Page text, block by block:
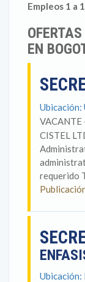
Empleos 1 a
EN
Ubicación:
VACANTE
CISTEL
requerido